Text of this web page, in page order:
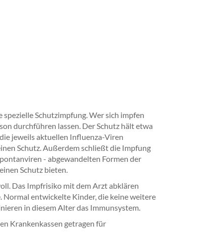
spezielle Schutzimpfung. Wer sich impfen
durchführen lassen. Der Schutz hält etwa
jeweils aktuellen Influenza-Viren
Schutz. Außerdem schließt die Impfung
- abgewandelten Formen der
Schutz bieten.
Das Impfrisiko mit dem Arzt abklären
entwickelte Kinder, die keine weitere
in diesem Alter das Immunsystem.
Krankenkassen getragen für